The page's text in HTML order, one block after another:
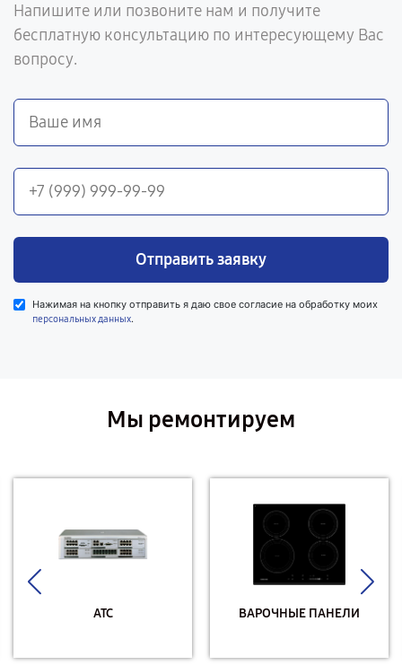
Напишите или позвоните нам и получите
бесплатную консультацию по интересующему Вас
вопросу.
Отправить заявку
Нажимая на кнопку отправить я даю свое согласие на обработку моих
персональных данных.
Мы ремонтируем
АТС ВАРОЧНЫЕ ПАНЕЛИ